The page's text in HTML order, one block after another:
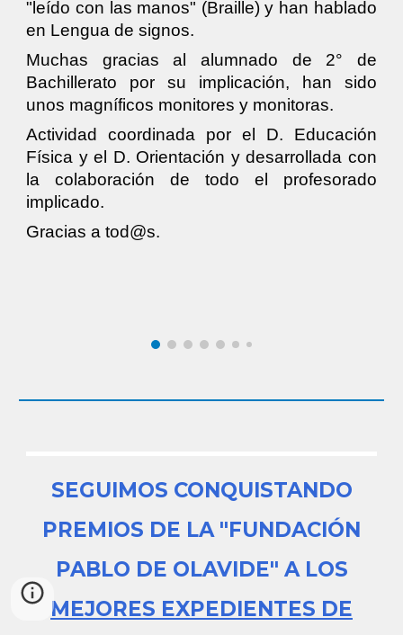
"leído con las manos" (Braille) y han hablado
en Lengua de signos.
Muchas gracias al alumnado de 2° de
Bachillerato por su implicación, han sido
unos magníficos monitores y monitoras.
Actividad coordinada por el D. Educación
Física y el D. Orientación y desarrollada con
la colaboración de todo el profesorado
implicado.
Gracias a tod@s.
SEGUIMOS CONQUISTANDO
PREMIOS DE LA "FUNDACIÓN
PABLO DE OLAVIDE" A LOS
MEJORES EXPEDIENTES DE